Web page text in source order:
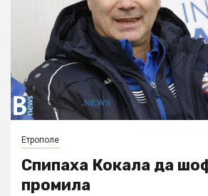
Етрополе
Спипаха Кокала да
промила